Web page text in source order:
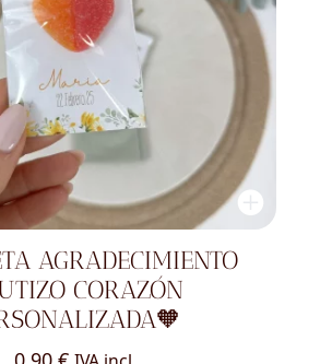
AGRADECIMIENTO
CORAZÓN